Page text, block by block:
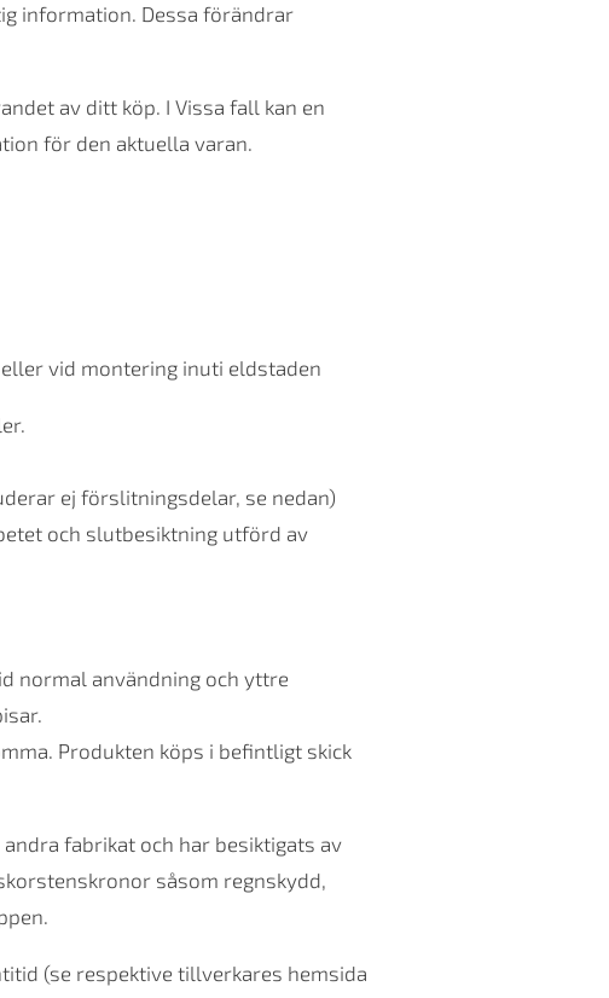
information. Dessa förändrar
av ditt köp. I Vissa fall kan en
för den aktuella varan.
vid montering inuti eldstaden
ej förslitningsdelar, se nedan)
och slutbesiktning utförd av
normal användning och yttre
Produkten köps i befintligt skick
fabrikat och har besiktigats av
såsom regnskydd,
(se respektive tillverkares hemsida